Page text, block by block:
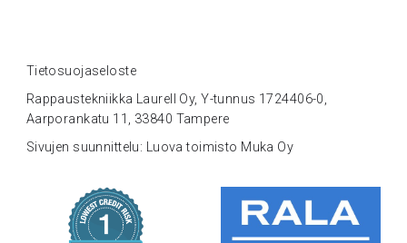
Tietosuojaseloste
Rappaustekniikka Laurell Oy, Y-tunnus 1724406-0,
Aarporankatu 11, 33840 Tampere
Sivujen suunnittelu: Luova toimisto Muka Oy